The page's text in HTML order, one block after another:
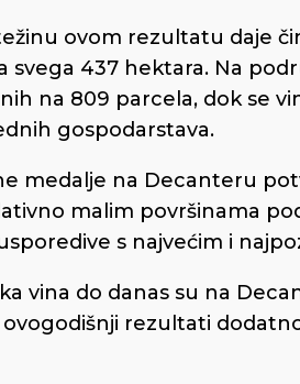
ovom rezultatu daje
svega 437 hektara. Na
na 809 parcela, dok se
gospodarstava.
medalje na Decanteru
malim površinama
s najvećim i
vina do danas su na
ovogodišnji rezultati